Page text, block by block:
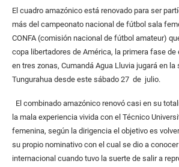
El cuadro amazónico está renovado para ser
más del campeonato nacional de fútbol sala
CONFA (comisión nacional de fútbol amateur)
copa libertadores de América, la primera fase de
en tres zonas, Cumandá Agua Lluvia jugará en la
Tungurahua desde este sábado 27 de julio.
El combinado amazónico renovó casi en su
la mala experiencia vivida con el Técnico
femenina, según la dirigencia el objetivo es
su propio nominativo con el cual se dio a
internacional cuando tuvo la suerte de salir a